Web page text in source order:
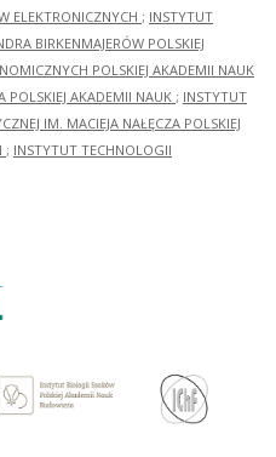
ELEKTRONICZNYCH ; INSTYTUT
BIRKENMAJERÓW POLSKIEJ
POLSKIEJ AKADEMII NAUK
POLSKIEJ AKADEMII NAUK ; INSTYTUT
IM. MACIEJA NAŁĘCZA POLSKIEJ
; INSTYTUT TECHNOLOGII